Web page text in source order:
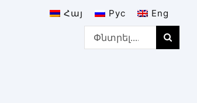
Հայ Рус
Eng
Search
for: